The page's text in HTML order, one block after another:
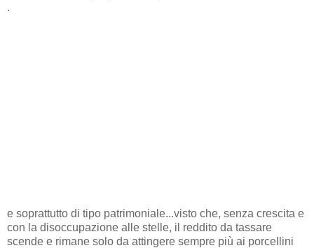
.
e soprattutto di tipo patrimoniale...visto che, senza crescita e
con la disoccupazione alle stelle, il reddito da tassare
scende e rimane solo da attingere sempre più ai porcellini